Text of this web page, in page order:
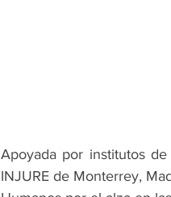
Apoyada por institutos
INJURE de Monterrey,